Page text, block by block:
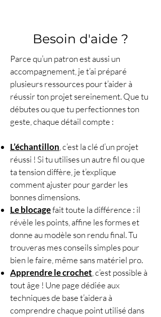
Besoin d'aide ?
Parce qu’un patron est aussi un
accompagnement, je t’ai préparé
plusieurs ressources pour t’aider à
réussir ton projet sereinement. Que tu
débutes ou que tu perfectionnes ton
geste, chaque détail compte :
L’échantillon , c’est la clé d’un projet
réussi ! Si tu utilises un autre fil ou que
ta tension diffère, je t’explique
comment ajuster pour garder les
bonnes dimensions.
Le blocagefait toute la différence : il
révèle les points, affine les formes et
donne au modèle son rendu final. Tu
trouveras mes conseils simples pour
bien le faire, même sans matériel pro.
Apprendre le crochet , c’est possible à
tout âge ! Une page dédiée aux
techniques de base t’aidera à
comprendre chaque point utilisé dans